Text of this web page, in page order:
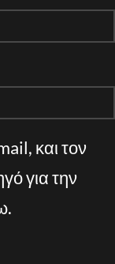
και τον
για την